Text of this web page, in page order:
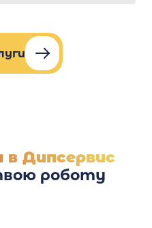
в Дипсервис
роботу